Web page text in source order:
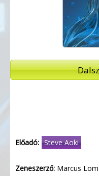
Előadó: Steve Aoki
Zeneszerző: Marcus